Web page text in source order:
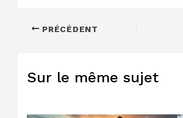
PRÉCÉDENT
Sur le même sujet